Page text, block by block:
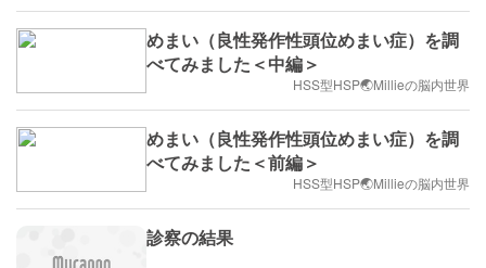
めまい（良性発作性頭位めまい症）を調
べてみました＜中編＞
HSS型HSP🌏Millieの脳内世界
めまい（良性発作性頭位めまい症）を調
べてみました＜前編＞
HSS型HSP🌏Millieの脳内世界
診察の結果